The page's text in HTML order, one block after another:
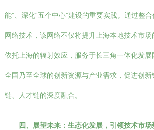
能”、深化“五个中心”建设的重要实践。通过整
网络技术，该网络不仅将提升上海本地技术市
依托上海的辐射效应，服务于长三角一体化发
全国乃至全球的创新资源与产业需求，促进创新
链、人才链的深度融合。
四、展望未来：生态化发展，引领技术市场